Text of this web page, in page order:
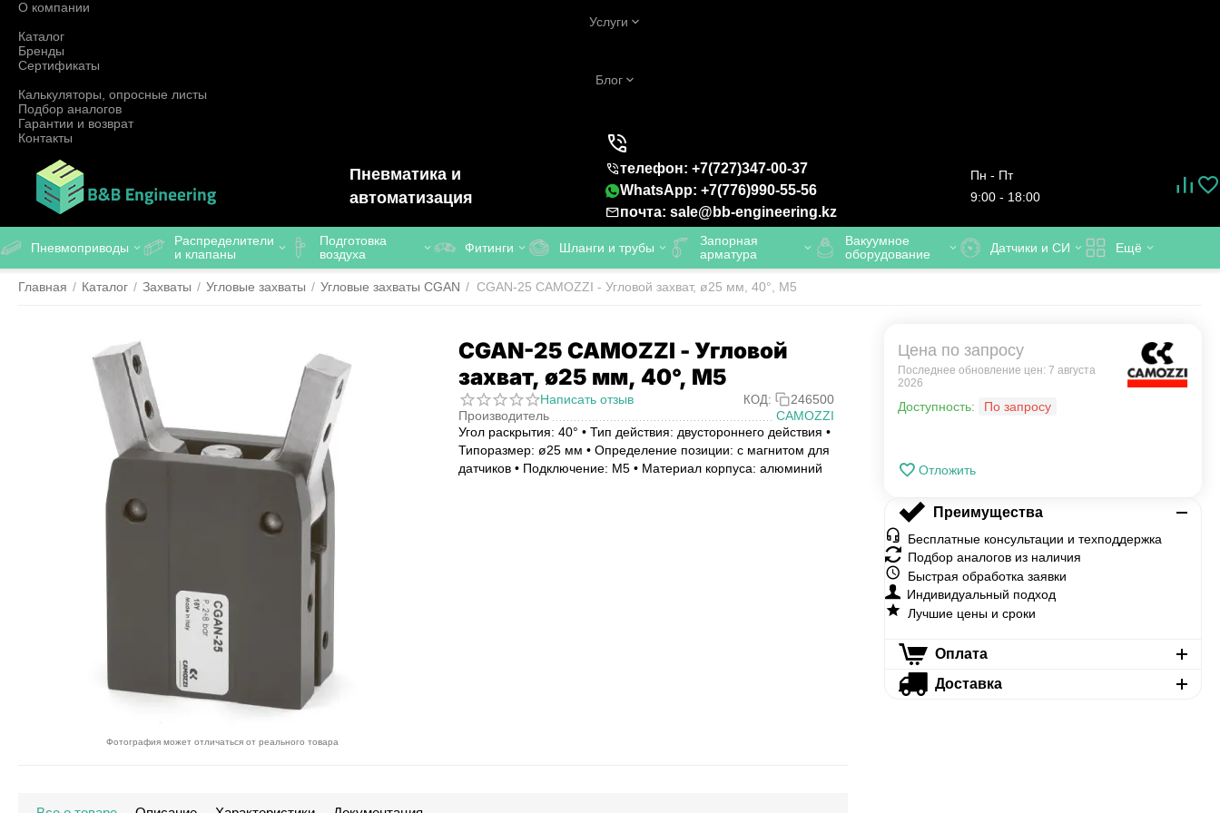
О компании
Услуги
Каталог
Бренды
Сертификаты
Блог
Калькуляторы, опросные листы
Подбор аналогов
Гарантии и возврат
Контакты
Пневматика и
автоматизация
телефон: +7(727)347-00-37
WhatsApp: +7(776)990-55-56
почта: sale@bb-engineering.kz
Пн - Пт
9:00 - 18:00
Пневмоприводы
Распределители
и клапаны
Подготовка
воздуха
Фитинги Шланги и трубы
Запорная
арматура
Вакуумное
оборудование
Датчики и СИ Ещё
Главная / Каталог / Захваты / Угловые захваты / Угловые захваты CGAN / CGAN-25 CAMOZZI - Угловой захват, ø25 мм, 40°, M5
Фотография может отличаться от реального товара
CGAN-25 CAMOZZI - Угловой
захват, ø25 мм, 40°, M5
Написать отзыв КОД:
246500
Производитель
CAMOZZI
Угол раскрытия: 40° • Тип действия: двустороннего действия •
Типоразмер: ø25 мм • Определение позиции: с магнитом для
датчиков • Подключение: M5 • Материал корпуса: алюминий
Цена по запросу
Последнее обновление цен: 7 августа
2026
Доступность: По запросу
Отложить
Преимущества
Бесплатные консультации и техподдержка
Подбор аналогов из наличия
Быстрая обработка заявки
Индивидуальный подход
Лучшие цены и сроки
Оплата
Доставка